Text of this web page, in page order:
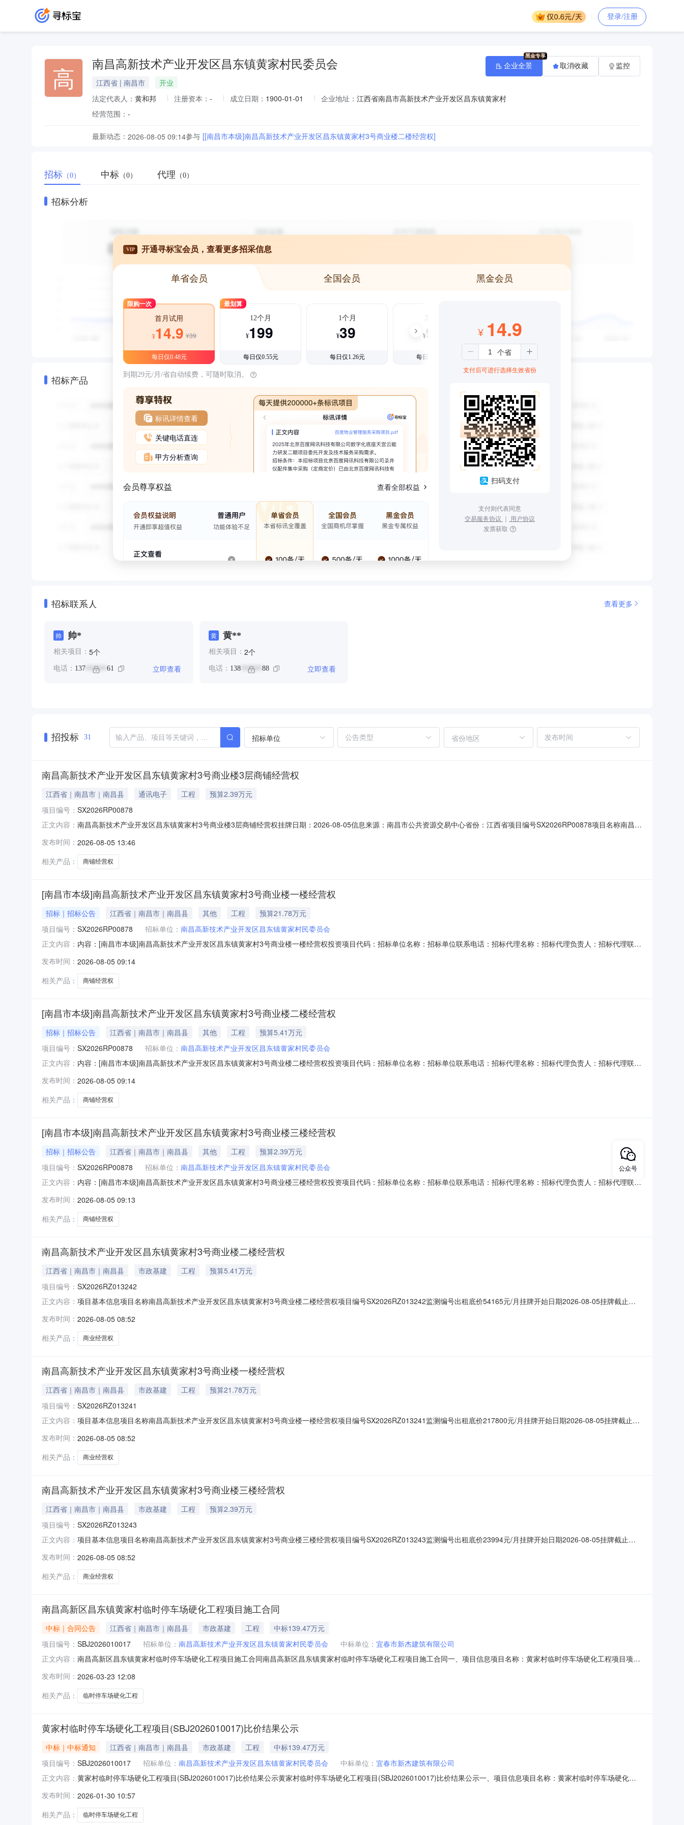
登录/注册
高 南昌高新技术产业开发区昌东镇黄家村民委员会
江西省 | 南昌市
开业
法定代表人： 黄和邦 注册资本： - 成立日期： 1900-01-01 企业地址： 江西省南昌市高新技术产业开发区昌东镇黄家村
经营范围： -
最新动态： 2026-08-05 09:14参与 [[南昌市本级]南昌高新技术产业开发区昌东镇黄家村3号商业楼二楼经营权]
企业全景 取消收藏 监控
招标 （0） 中标 （0） 代理 （0）
招标分析
招标产品
VIP 开通寻标宝会员，查看更多招采信息
单省会员 全国会员 黑金会员
限购一次
首月试用
¥14.9 ¥39
每日仅0.48元
最划算
12个月
¥199
每日仅0.55元
1个月
¥39
每日仅1.26元
3个月
¥99
每日仅1.08元
到期29元/月/省自动续费，可随时取消。
标讯详情查看
关键电话直连
甲方分析查询
会员尊享权益 查看全部权益
¥ 14.9
支付后可进行选择生效省份
扫码支付
支付则代表同意
交易服务协议 ｜ 用户协议
发票获取
招标联系人 查看更多
帅 帅*
相关项目： 5个
电话： 137 ****** 61 立即查看
黄 黄**
相关项目： 2个
电话： 138****** 88 立即查看
招投标 31 招标单位 省份地区
南昌高新技术产业开发区昌东镇黄家村3号商业楼3层商铺经营权
江西省｜南昌市｜南昌县 通讯电子 工程
预算2.39万元
项目编号： SX2026RP00878
正文内容： 南昌高新技术产业开发区昌东镇黄家村3号商业楼3层商铺经营权挂牌日期：2026-08-05信息来源：南昌市公共资源交易中心省份：江西省项目编号SX2026RP00878项目名称南昌高
人民币挂牌期间10挂牌日期2026-08-05交易方式网络竞价转让事项说明未尽内容详见
发布时间： 2026-08-05 13:46
相关产品：
商铺经营权
[南昌市本级]南昌高新技术产业开发区昌东镇黄家村3号商业楼一楼经营权
招标｜招标公告 江西省｜南昌市｜南昌县 其他 工程
预算21.78万元
项目编号： SX2026RP00878 招标单位： 南昌高新技术产业开发区昌东镇黄家村民委员会
正文内容： 内容：[南昌市本级]南昌高新技术产业开发区昌东镇黄家村3号商业楼一楼经营权投资项目代码：招标单位名称：招标单位联系电话：招标代理名称：招标代理负责人：招标代理联系
SX2026RP00878项目名称南昌高新技术产业开发区昌东镇黄家村3号商业楼3层商铺经营权标的名称南昌高新技术产业开发区昌东镇黄家村3号商业楼一楼经营权转让方名称南昌高
新技术产业开发区昌东镇
发布时间： 2026-08-05 09:14
相关产品：
商铺经营权
[南昌市本级]南昌高新技术产业开发区昌东镇黄家村3号商业楼二楼经营权
招标｜招标公告 江西省｜南昌市｜南昌县 其他 工程
预算5.41万元
项目编号： SX2026RP00878 招标单位： 南昌高新技术产业开发区昌东镇黄家村民委员会
正文内容： 内容：[南昌市本级]南昌高新技术产业开发区昌东镇黄家村3号商业楼二楼经营权投资项目代码：招标单位名称：招标单位联系电话：招标代理名称：招标代理负责人：招标代理联系
SX2026RP00878项目名称南昌高新技术产业开发区昌东镇黄家村3号商业楼3层商铺经营权标的名称南昌高新技术产业开发区昌东镇黄家村3号商业楼二楼经营权转让方名称南昌高
新技术产业开发区昌东镇
发布时间： 2026-08-05 09:14
相关产品：
商铺经营权
[南昌市本级]南昌高新技术产业开发区昌东镇黄家村3号商业楼三楼经营权
招标｜招标公告 江西省｜南昌市｜南昌县 其他 工程
预算2.39万元
项目编号： SX2026RP00878 招标单位： 南昌高新技术产业开发区昌东镇黄家村民委员会
正文内容： 内容：[南昌市本级]南昌高新技术产业开发区昌东镇黄家村3号商业楼三楼经营权投资项目代码：招标单位名称：招标单位联系电话：招标代理名称：招标代理负责人：招标代理联系
SX2026RP00878项目名称南昌高新技术产业开发区昌东镇黄家村3号商业楼3层商铺经营权标的名称南昌高新技术产业开发区昌东镇黄家村3号商业楼三楼经营权转让方名称南昌高
新技术产业开发区昌东镇
发布时间： 2026-08-05 09:13
相关产品：
商铺经营权
南昌高新技术产业开发区昌东镇黄家村3号商业楼二楼经营权
江西省｜南昌市｜南昌县 市政基建 工程
预算5.41万元
项目编号： SX2026RZ013242
正文内容： 项目基本信息项目名称南昌高新技术产业开发区昌东镇黄家村3号商业楼二楼经营权项目编号SX2026RZ013242监测编号出租底价54165元/月挂牌开始日期2026-08-05挂牌截止日
业类型经济类型注册资本万元人民币法定代表人内部决策情况出租标的地址昌东镇长旺路以西，岱山二街以南，岱山三街以北出租面积/数量2355m2出租用途商业经营等
发布时间： 2026-08-05 08:52
相关产品：
商业经营权
南昌高新技术产业开发区昌东镇黄家村3号商业楼一楼经营权
江西省｜南昌市｜南昌县 市政基建 工程
预算21.78万元
项目编号： SX2026RZ013241
正文内容： 项目基本信息项目名称南昌高新技术产业开发区昌东镇黄家村3号商业楼一楼经营权项目编号SX2026RZ013241监测编号出租底价217800元/月挂牌开始日期2026-08-05挂牌截止日
业类型经济类型注册资本万元人民币法定代表人内部决策情况出租标的地址昌东镇长旺路以西，岱山二街以南，岱山三街以北出租面积/数量2178m2出租用途商业经营
发布时间： 2026-08-05 08:52
相关产品：
商业经营权
南昌高新技术产业开发区昌东镇黄家村3号商业楼三楼经营权
江西省｜南昌市｜南昌县 市政基建 工程
预算2.39万元
项目编号： SX2026RZ013243
正文内容： 项目基本信息项目名称南昌高新技术产业开发区昌东镇黄家村3号商业楼三楼经营权项目编号SX2026RZ013243监测编号出租底价23994元/月挂牌开始日期2026-08-05挂牌截止日
业类型经济类型注册资本万元人民币法定代表人内部决策情况出租标的地址昌东镇长旺路以西，岱山二街以南，岱山三街以北出租面积/数量1333m2出租用途商业经营等
发布时间： 2026-08-05 08:52
相关产品：
商业经营权
南昌高新区昌东镇黄家村临时停车场硬化工程项目施工合同
中标｜合同公告 江西省｜南昌市｜南昌县 市政基建 工程
中标139.47万元
项目编号： SBJ2026010017 招标单位： 南昌高新技术产业开发区昌东镇黄家村民委员会 中标单位： 宜春市新杰建筑有限公司
正文内容： 南昌高新区昌东镇黄家村临时停车场硬化工程项目施工合同南昌高新区昌东镇黄家村临时停车场硬化工程项目施工合同一、项目信息项目名称：黄家村临时停车场硬化工程项目项目
比价项目实施地点：南昌市二、项目建设单位单位名称：南昌高新技术产业开发区昌东镇黄家村民委员会三、项目代理机构单位名称：吉安市青原区鹤荣工程管理有限公司四、合同
信息合同名称：南昌高新区
发布时间： 2026-03-23 12:08
相关产品：
临时停车场硬化工程
黄家村临时停车场硬化工程项目(SBJ2026010017)比价结果公示
中标｜中标通知 江西省｜南昌市｜南昌县 市政基建 工程
中标139.47万元
项目编号： SBJ2026010017 招标单位： 南昌高新技术产业开发区昌东镇黄家村民委员会 中标单位： 宜春市新杰建筑有限公司
正文内容： 黄家村临时停车场硬化工程项目(SBJ2026010017)比价结果公示黄家村临时停车场硬化工程项目(SBJ2026010017)比价结果公示一、项目信息项目名称：黄家村临时停车场硬化工
员会地址：南昌高新技术产业开发区昌东镇联系人：帅骏联系方式：13767969361三、项目代理机构单位名称：吉安市青原区鹤荣工程管理有限公司地址：吉安市青原
发布时间： 2026-01-30 10:57
相关产品：
临时停车场硬化工程
公众号